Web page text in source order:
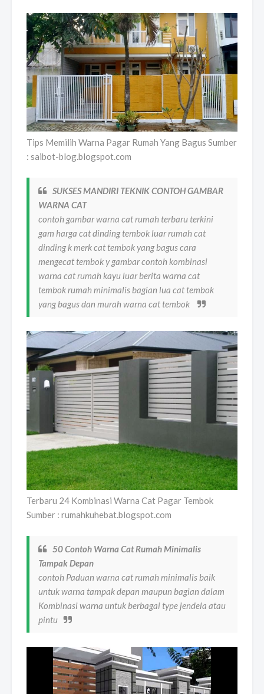
Tips Memilih Warna Pagar Rumah Yang Bagus Sumber
: saibot-blog.blogspot.com
SUKSES MANDIRI TEKNIK CONTOH GAMBAR
WARNA CAT
contoh gambar warna cat rumah terbaru terkini
gam harga cat dinding tembok luar rumah cat
dinding k merk cat tembok yang bagus cara
mengecat tembok y gambar contoh kombinasi
warna cat rumah kayu luar berita warna cat
tembok rumah minimalis bagian lua cat tembok
yang bagus dan murah warna cat tembok
Terbaru 24 Kombinasi Warna Cat Pagar Tembok
Sumber : rumahkuhebat.blogspot.com
50 Contoh Warna Cat Rumah Minimalis
Tampak Depan
contoh Paduan warna cat rumah minimalis baik
untuk warna tampak depan maupun bagian dalam
Kombinasi warna untuk berbagai type jendela atau
pintu